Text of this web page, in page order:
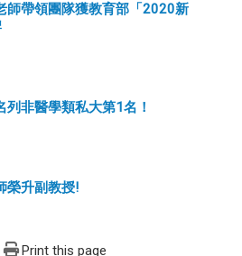
師帶領團隊獲教育部「2020新
列非醫學類私大第1名！
榮升副教授!
Print this page